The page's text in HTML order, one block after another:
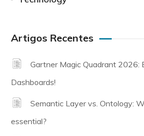
Artigos Recentes
Gartner Magic Quadrant 2026:
Dashboards!
Semantic Layer vs. Ontology:
essential?